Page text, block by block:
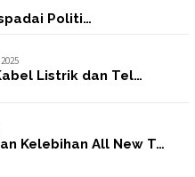
Politi…
Listrik dan Tel…
Kelebihan All New T…